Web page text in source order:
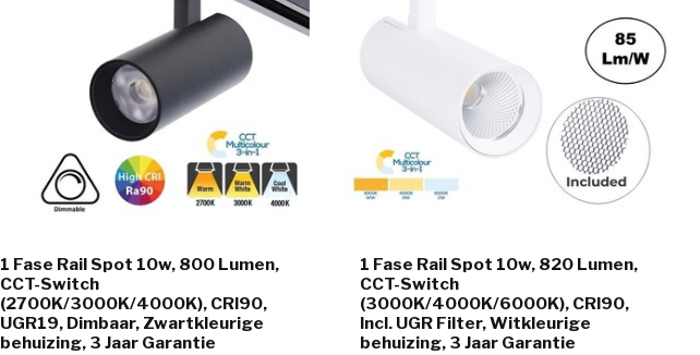
1 Fase Rail Spot 10w, 800 Lumen,
CCT-Switch
(2700K/3000K/4000K), CRI90,
UGR19, Dimbaar, Zwartkleurige
behuizing, 3 Jaar Garantie
1 Fase Rail Spot 10w, 820 Lumen,
CCT-Switch
(3000K/4000K/6000K), CRI90,
Incl. UGR Filter, Witkleurige
behuizing, 3 Jaar Garantie